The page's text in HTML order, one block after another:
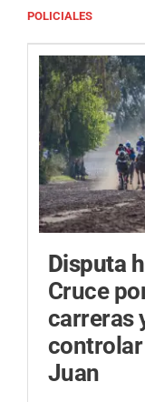
POLICIALES
Disputa
Cruce
carreras
controlar
Juan